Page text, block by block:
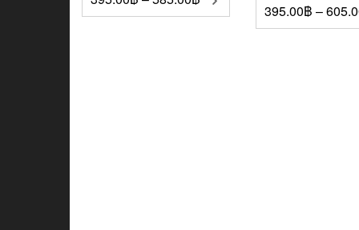
395.00฿ –